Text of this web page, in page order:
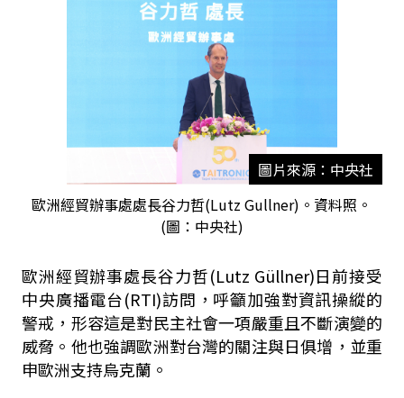
圖片來源：中央社
歐洲經貿辦事處處長谷力哲(Lutz Gullner)。資料照。
(圖：中央社)
歐洲經貿辦事處長谷力哲(Lutz Güllner)日前接受
中央廣播電台(RTI)訪問，呼籲加強對資訊操縱的
警戒，形容這是對民主社會一項嚴重且不斷演變的
威脅。他也強調歐洲對台灣的關注與日俱增，並重
申歐洲支持烏克蘭。